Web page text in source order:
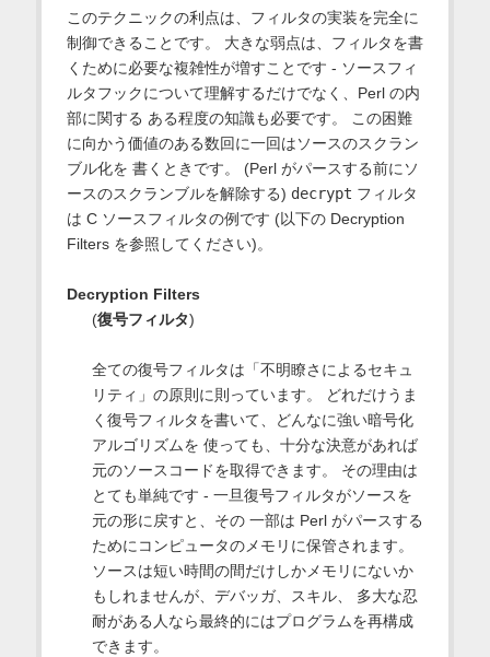
このテクニックの利点は、フィルタの実装を完全に
制御できることです。 大きな弱点は、フィルタを書
くために必要な複雑性が増すことです - ソースフィ
ルタフックについて理解するだけでなく、Perl の内
部に関する ある程度の知識も必要です。 この困難
に向かう価値のある数回に一回はソースのスクラン
ブル化を 書くときです。 (Perl がパースする前にソ
ースのスクランブルを解除する) decrypt フィルタ
は C ソースフィルタの例です (以下の Decryption
Filters を参照してください)。
Decryption Filters
(復号フィルタ)
全ての復号フィルタは「不明瞭さによるセキュ
リティ」の原則に則っています。 どれだけうま
く復号フィルタを書いて、どんなに強い暗号化
アルゴリズムを 使っても、十分な決意があれば
元のソースコードを取得できます。 その理由は
とても単純です - 一旦復号フィルタがソースを
元の形に戻すと、その 一部は Perl がパースする
ためにコンピュータのメモリに保管されます。
ソースは短い時間の間だけしかメモリにないか
もしれませんが、デバッガ、スキル、 多大な忍
耐がある人なら最終的にはプログラムを再構成
できます。